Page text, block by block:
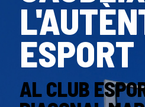
ESPORT
AL CLUB